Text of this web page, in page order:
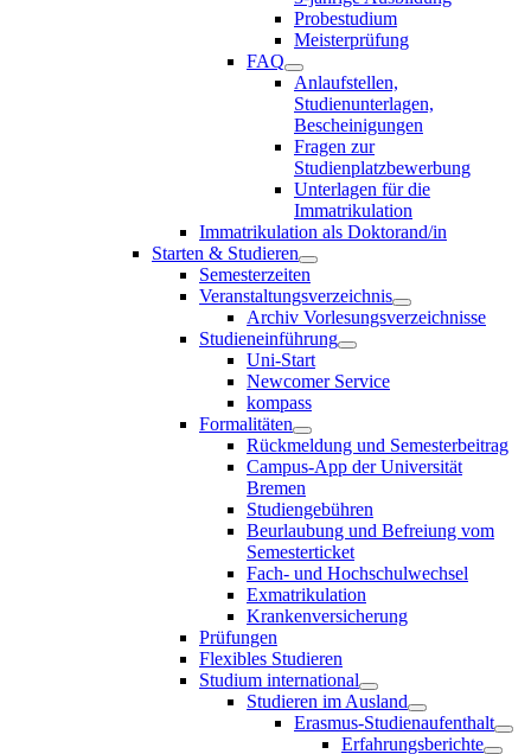
Probestudium
Meisterprüfung
FAQ
Anlaufstellen,
Studienunterlagen,
Bescheinigungen
Fragen zur
Studienplatzbewerbung
Unterlagen für die
Immatrikulation
Immatrikulation als Doktorand/in
Starten & Studieren
Semesterzeiten
Veranstaltungsverzeichnis
Archiv Vorlesungsverzeichnisse
Studieneinführung
Uni-Start
Newcomer Service
kompass
Formalitäten
Rückmeldung und Semesterbeitrag
Campus-App der Universität
Bremen
Studiengebühren
Beurlaubung und Befreiung vom
Semesterticket
Fach- und Hochschulwechsel
Exmatrikulation
Krankenversicherung
Prüfungen
Flexibles Studieren
Studium international
Studieren im Ausland
Erasmus-Studienaufenthalt
Erfahrungsberichte